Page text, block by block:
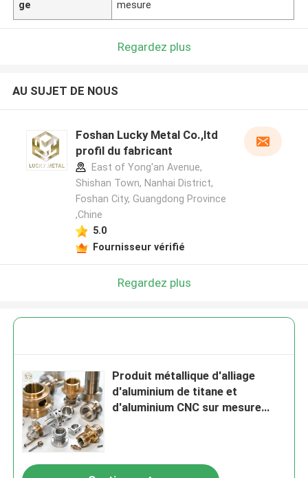
ge
mesure
Regardez plus
AU SUJET DE NOUS
Foshan Lucky Metal Co.,ltd
profil du fabricant
East of Yong'an Avenue,
Shishan Town, Nanhai District,
Foshan City, Guangdong Province
,Chine
5.0
Fournisseur vérifié
Regardez plus
Produit métallique d'alliage
d'aluminium de titane et
d'aluminium CNC sur mesure